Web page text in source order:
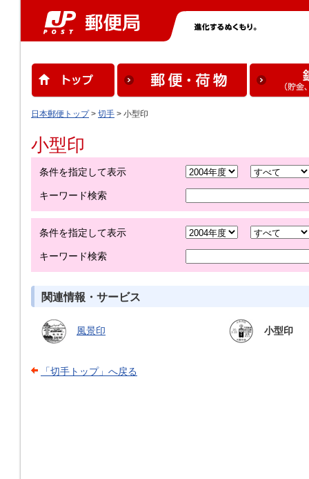
日本郵便トップ> 切手 > 小型印
小型印
条件を指定して表示
キーワード検索
条件を指定して表示
キーワード検索
関連情報・サービス
風景印 小型印
「切手トップ」へ戻る